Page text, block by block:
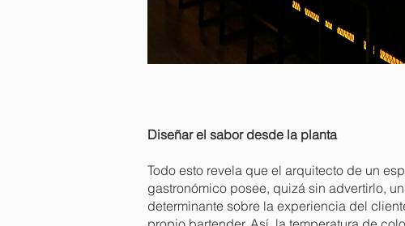
Diseñar el sabor desde la planta
Todo esto revela que el arquitecto de un
gastronómico posee, quizá sin advertirlo,
determinante sobre la experiencia del